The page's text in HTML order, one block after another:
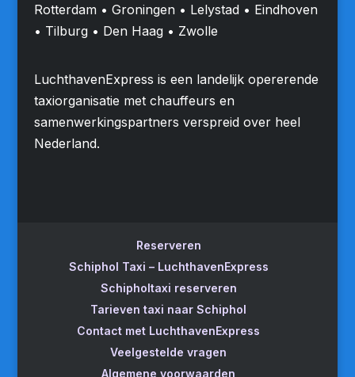
Rotterdam • Groningen • Lelystad • Eindhoven
• Tilburg • Den Haag • Zwolle
LuchthavenExpress is een landelijk opererende
taxiorganisatie met chauffeurs en
samenwerkingspartners verspreid over heel
Nederland.
Reserveren
Schiphol Taxi – LuchthavenExpress
Schipholtaxi reserveren
Tarieven taxi naar Schiphol
Contact met LuchthavenExpress
Veelgestelde vragen
Algemene voorwaarden